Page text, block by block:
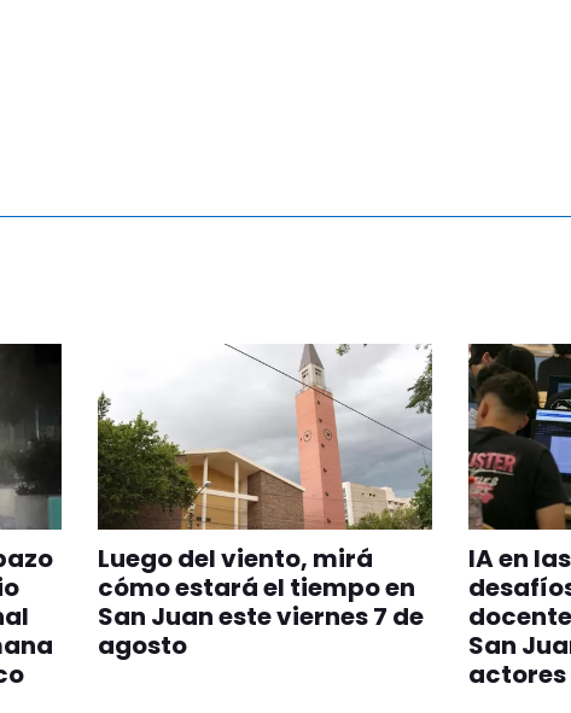
Luego del viento, mirá
cómo estará el tiempo en
San Juan este viernes 7 de
agosto
IA en
San